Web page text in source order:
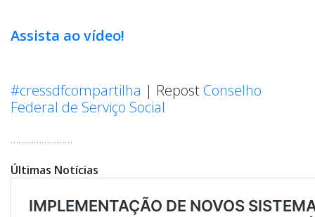
Assista ao vídeo!
#cressdfcompartilha | Repost Conselho
Federal de Serviço Social
……………………
Últimas Notícias